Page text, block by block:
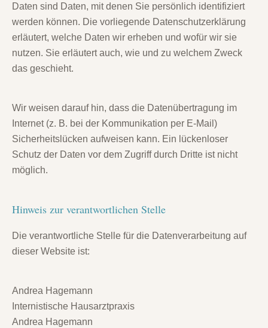
Daten sind Daten, mit denen Sie persönlich identifiziert
werden können. Die vorliegende Datenschutzerklärung
erläutert, welche Daten wir erheben und wofür wir sie
nutzen. Sie erläutert auch, wie und zu welchem Zweck
das geschieht.
Wir weisen darauf hin, dass die Datenübertragung im
Internet (z. B. bei der Kommunikation per E-Mail)
Sicherheitslücken aufweisen kann. Ein lückenloser
Schutz der Daten vor dem Zugriff durch Dritte ist nicht
möglich.
Hinweis zur verantwortlichen Stelle
Die verantwortliche Stelle für die Datenverarbeitung auf
dieser Website ist:
Andrea Hagemann
Internistische Hausarztpraxis
Andrea Hagemann